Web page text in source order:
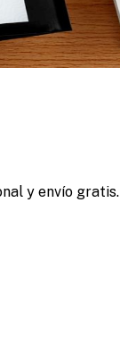
y envío gratis.